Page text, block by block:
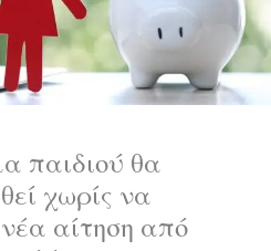
παιδιού θα
χωρίς να
αίτηση από